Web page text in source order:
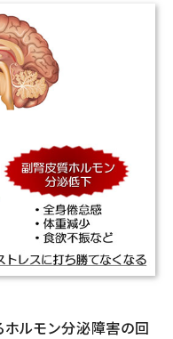
ルモン分泌障害の回